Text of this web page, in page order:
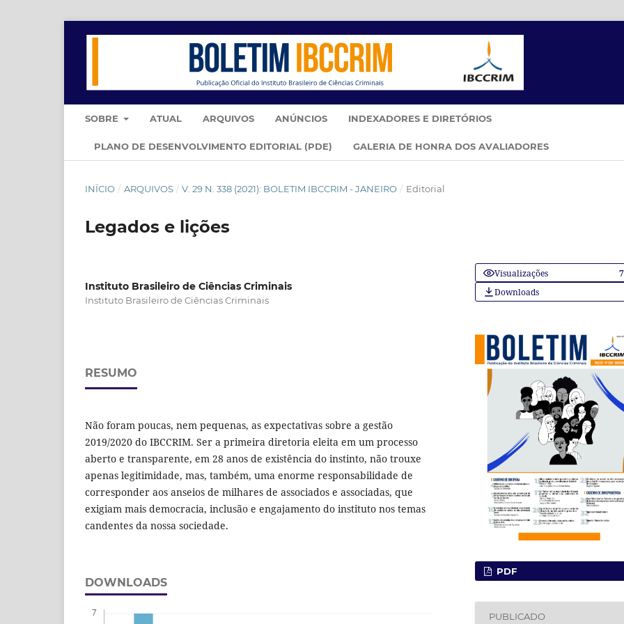
SOBRE ATUAL ARQUIVOS ANÚNCIOS INDEXADORES E DIRETÓRIOS
PLANO DE DESENVOLVIMENTO EDITORIAL (PDE) GALERIA DE HONRA DOS AVALIADORES
INÍCIO / ARQUIVOS / V. 29 N. 338 (2021): BOLETIM IBCCRIM - JANEIRO / Editorial
Legados e lições
Instituto Brasileiro de Ciências Criminais
Instituto Brasileiro de Ciências Criminais
RESUMO
Não foram poucas, nem pequenas, as expectativas sobre a gestão
2019/2020 do IBCCRIM. Ser a primeira diretoria eleita em um processo
aberto e transparente, em 28 anos de existência do instinto, não trouxe
apenas legitimidade, mas, também, uma enorme responsabilidade de
corresponder aos anseios de milhares de associados e associadas, que
exigiam mais democracia, inclusão e engajamento do instituto nos temas
candentes da nossa sociedade.
DOWNLOADS
Visualizações
Downloads
PDF
PUBLICADO